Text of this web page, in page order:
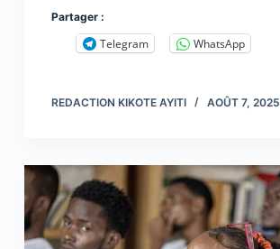
Partager :
Telegram WhatsApp
REDACTION KIKOTE AYITI AOÛT 7, 2025